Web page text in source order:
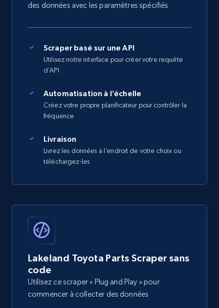
des données avec les paramètres spécifiés
Scraper basé sur une API
Utilisez notre interface pour créer votre requête
d’API
Automatisation à l’échelle
Créez votre propre planificateur pour contrôler la
fréquence
Livraison
Livrez les données à l’endroit de votre choix ou
téléchargez-les
Lakeland Toyota Parts Scraper sans
code
Utilisez ce scraper « Plug and Play » pour
commencer à collecter des données